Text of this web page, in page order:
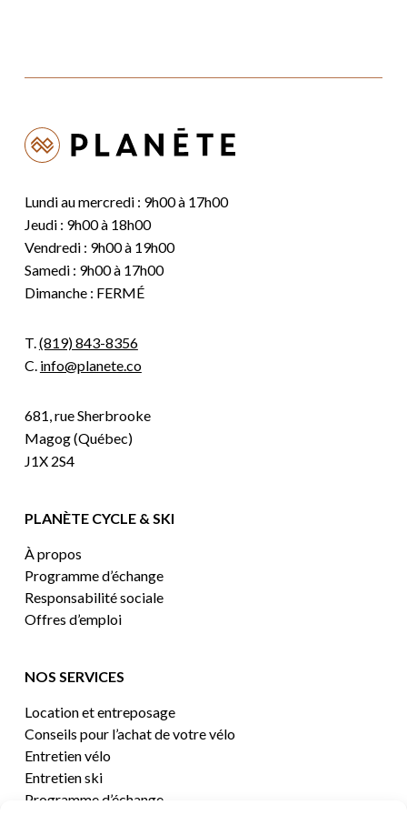
Lundi au mercredi : 9h00 à 17h00
Jeudi : 9h00 à 18h00
Vendredi : 9h00 à 19h00
Samedi : 9h00 à 17h00
Dimanche : FERMÉ
T.(819) 843-8356
C. info@planete.co
681, rue Sherbrooke
Magog (Québec)
J1X 2S4
PLANÈTE CYCLE & SKI
À propos
Programme d’échange
Responsabilité sociale
Offres d’emploi
NOS SERVICES
Location et entreposage
Conseils pour l’achat de votre vélo
Entretien vélo
Entretien ski
Programme d’échange